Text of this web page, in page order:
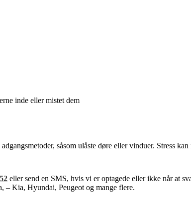
inde eller mistet dem
såsom ulåste døre eller vinduer. Stress
eller send en SMS, hvis vi er optagede eller ikke når at
Kia, Hyundai, Peugeot og mange flere.